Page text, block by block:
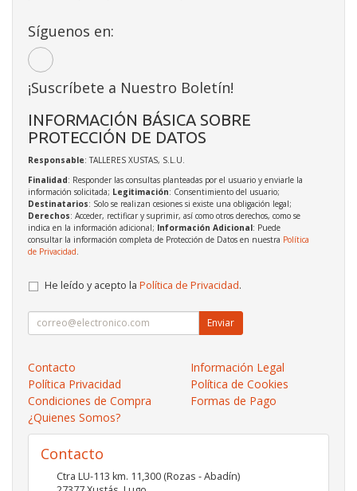
Síguenos en:
¡Suscríbete a Nuestro Boletín!
INFORMACIÓN BÁSICA SOBRE
PROTECCIÓN DE DATOS
Responsable: TALLERES XUSTAS, S.L.U.
Finalidad: Responder las consultas planteadas por el usuario y enviarle la
información solicitada; Legitimación: Consentimiento del usuario;
Destinatarios: Solo se realizan cesiones si existe una obligación legal;
Derechos: Acceder, rectificar y suprimir, así como otros derechos, como se
indica en la información adicional; Información Adicional: Puede
consultar la información completa de Protección de Datos en nuestra Política
de Privacidad
He leído y acepto la Política de Privacidad.
Enviar
Contacto
Información Legal
Política Privacidad
Política de Cookies
Condiciones de Compra
Formas de Pago
¿Quienes Somos?
Contacto
Ctra LU-113 km. 11,300 (Rozas - Abadín)